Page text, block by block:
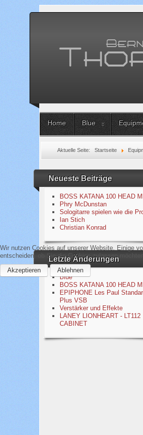
Home Blue
Aktuelle Seite:Startseite
Neueste Beiträge
BOSS KATANA 100 HEAD
Phry McDunstan
Sologitarre spielen wie die
Ian Stich
Christian Konrad
Letzte Änderungen
Blue
BOSS KATANA 100 HEAD
EPIPHONE Les Paul
Plus VSB
Verstärker und Effekte
LANEY LIONHEART - LT112
CABINET
Wir nutzen Cookies auf unserer Website. Einige
entscheiden, ob Sie die Cookies zulassen
Akzeptieren
Ablehnen